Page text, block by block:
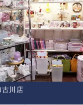
古川店